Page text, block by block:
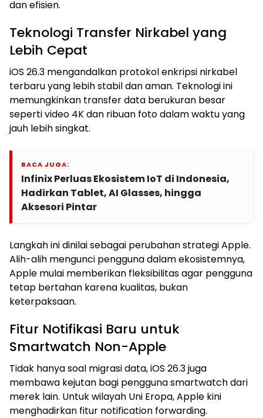
dan efisien.
Teknologi Transfer Nirkabel yang
Lebih Cepat
iOS 26.3 mengandalkan protokol enkripsi nirkabel
terbaru yang lebih stabil dan aman. Teknologi ini
memungkinkan transfer data berukuran besar
seperti video 4K dan ribuan foto dalam waktu yang
jauh lebih singkat.
BACA JUGA:
Infinix Perluas Ekosistem IoT di Indonesia,
Hadirkan Tablet, AI Glasses, hingga
Aksesori Pintar
Langkah ini dinilai sebagai perubahan strategi Apple.
Alih-alih mengunci pengguna dalam ekosistemnya,
Apple mulai memberikan fleksibilitas agar pengguna
tetap bertahan karena kualitas, bukan
keterpaksaan.
Fitur Notifikasi Baru untuk
Smartwatch Non-Apple
Tidak hanya soal migrasi data, iOS 26.3 juga
membawa kejutan bagi pengguna smartwatch dari
merek lain. Untuk wilayah Uni Eropa, Apple kini
menghadirkan fitur notification forwarding.